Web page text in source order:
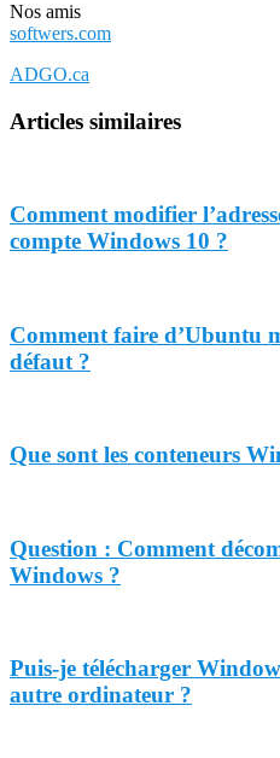
Nos amis
softwers.com
ADGO.ca
Articles similaires
Comment modifier
compte Windows 10 ?
Comment faire d’Ubuntu
défaut ?
Que sont les conteneurs
Question : Comment
Windows ?
Puis-je télécharger
autre ordinateur ?